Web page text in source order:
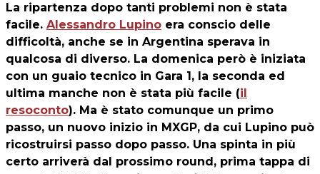
La ripartenza dopo tanti problemi non è stata
facile. Alessandro Lupino era conscio delle
difficoltà, anche se in Argentina sperava in
qualcosa di diverso. La domenica però è iniziata
con un guaio tecnico in Gara 1, la seconda ed
ultima manche non è stata più facile (il
resoconto). Ma è stato comunque un primo
passo, un nuovo inizio in MXGP, da cui Lupino può
ricostruirsi passo dopo passo. Una spinta in più
certo arriverà dal prossimo round, prima tappa di